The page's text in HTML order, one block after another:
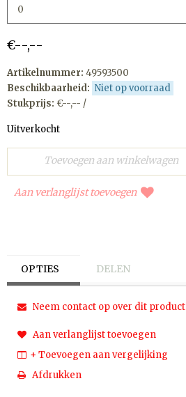
€--,--
Artikelnummer: 49593500
Beschikbaarheid: Niet op voorraad
Stukprijs: €--,-- /
Uitverkocht
Aan verlanglijst toevoegen
OPTIES DELEN
Neem contact op over dit product
Aan verlanglijst toevoegen
+ Toevoegen aan vergelijking
Afdrukken